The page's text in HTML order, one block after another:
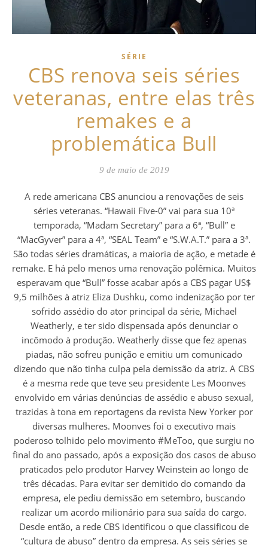
SÉRIE
CBS renova seis séries
veteranas, entre elas três
remakes e a
problemática Bull
9 de maio de 2019
A rede americana CBS anunciou a renovações de seis
séries veteranas. “Hawaii Five-0” vai para sua 10ª
temporada, “Madam Secretary” para a 6ª, “Bull” e
“MacGyver” para a 4ª, “SEAL Team” e “S.W.A.T.” para a 3ª.
São todas séries dramáticas, a maioria de ação, e metade é
remake. E há pelo menos uma renovação polêmica. Muitos
esperavam que “Bull” fosse acabar após a CBS pagar US$
9,5 milhões à atriz Eliza Dushku, como indenização por ter
sofrido assédio do ator principal da série, Michael
Weatherly, e ter sido dispensada após denunciar o
incômodo à produção. Weatherly disse que fez apenas
piadas, não sofreu punição e emitiu um comunicado
dizendo que não tinha culpa pela demissão da atriz. A CBS
é a mesma rede que teve seu presidente Les Moonves
envolvido em várias denúncias de assédio e abuso sexual,
trazidas à tona em reportagens da revista New Yorker por
diversas mulheres. Moonves foi o executivo mais
poderoso tolhido pelo movimento #MeToo, que surgiu no
final do ano passado, após a exposição dos casos de abuso
praticados pelo produtor Harvey Weinstein ao longo de
três décadas. Para evitar ser demitido do comando da
empresa, ele pediu demissão em setembro, buscando
realizar um acordo milionário para sua saída do cargo.
Desde então, a rede CBS identificou o que classificou de
“cultura de abuso” dentro da empresa. As seis séries se